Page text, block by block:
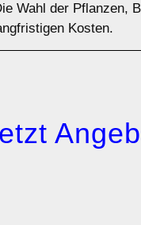
Wahl der Pflanzen,
Kosten.